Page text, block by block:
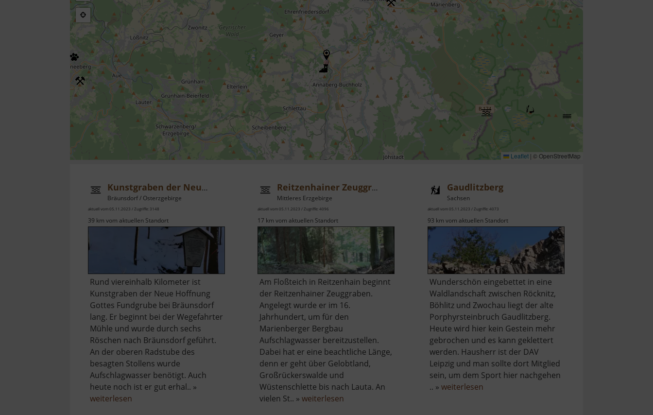
Leaflet | © OpenStreetMap
Kunstgraben der Neuen Hoffnung Gottes Fundgrube
Bräunsdorf / Osterzgebirge
aktuell vom 05.11.2023 / Zugriffe: 3148
39 km vom aktuellen Standort
Rund viereinhalb Kilometer ist
Kunstgraben der Neue Hoffnung
Gottes Fundgrube bei Bräunsdorf
lang. Er beginnt bei der Wegefahrter
Mühle und wurde durch sechs
Röschen nach Bräunsdorf geführt.
An der oberen Radstube des
besagten Stollens wurde
Aufschlagwasser benötigt. Auch
heute noch ist er gut erhal.. »
weiterlesen
Reitzenhainer Zeuggraben
Mittleres Erzgebirge
aktuell vom 05.11.2023 / Zugriffe: 4096
17 km vom aktuellen Standort
Am Floßteich in Reitzenhain beginnt
der Reitzenhainer Zeuggraben.
Angelegt wurde er im 16.
Jahrhundert, um für den
Marienberger Bergbau
Aufschlagwasser bereitzustellen.
Dabei hat er eine beachtliche Länge,
denn er geht über Gelobtland,
Großrückerswalde und
Wüstenschlette bis nach Lauta. An
vielen St.. »weiterlesen
Gaudlitzberg
Sachsen
aktuell vom 05.11.2023 / Zugriffe: 4073
93 km vom aktuellen Standort
Wunderschön eingebettet in eine
Waldlandschaft zwischen Röcknitz,
Böhlitz und Zwochau liegt der alte
Porphyrsteinbruch Gaudlitzberg.
Heute wird hier kein Gestein mehr
gebrochen und es kann geklettert
werden. Hausherr ist der DAV
Leipzig und man sollte dort Mitglied
sein, um dem Sport hier nachgehen
.. » weiterlesenüber